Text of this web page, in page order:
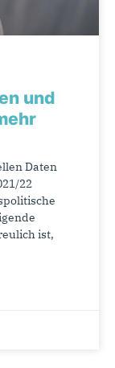
und
Daten
22
ist,